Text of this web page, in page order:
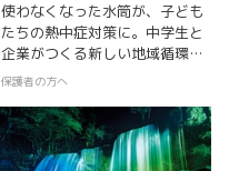
使わなくなった水筒が、子ども
たちの熱中症対策に。中学生と
企業がつくる新しい地域循環
「ぐりんく」
保護者の方へ